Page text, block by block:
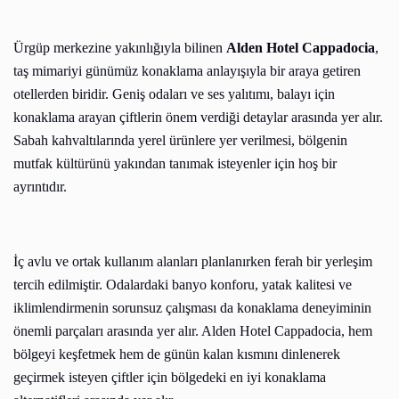
Ürgüp merkezine yakınlığıyla bilinen Alden Hotel Cappadocia,
taş mimariyi günümüz konaklama anlayışıyla bir araya getiren
otellerden biridir. Geniş odaları ve ses yalıtımı, balayı için
konaklama arayan çiftlerin önem verdiği detaylar arasında yer alır.
Sabah kahvaltılarında yerel ürünlere yer verilmesi, bölgenin
mutfak kültürünü yakından tanımak isteyenler için hoş bir
ayrıntıdır.
İç avlu ve ortak kullanım alanları planlanırken ferah bir yerleşim
tercih edilmiştir. Odalardaki banyo konforu, yatak kalitesi ve
iklimlendirmenin sorunsuz çalışması da konaklama deneyiminin
önemli parçaları arasında yer alır. Alden Hotel Cappadocia, hem
bölgeyi keşfetmek hem de günün kalan kısmını dinlenerek
geçirmek isteyen çiftler için bölgedeki en iyi konaklama